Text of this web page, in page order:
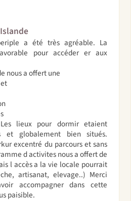
a été très agréable. La
pour accéder er aux
nous a offert une
lieux pour dormir etaient
et globalement bien situés.
excentré du parcours et sans
d activites nous a offert de
l accès a la vie locale pourrait
artisanat, elevage..) Merci
accompagner dans cette
paisible.